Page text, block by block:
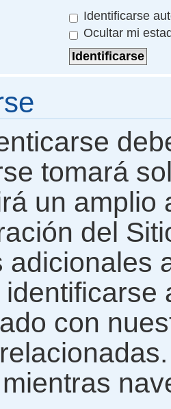
Identificarse
Ocultar mi
tomará
un amplio
del
adicionales
con